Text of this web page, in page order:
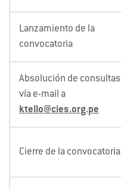
Lanzamiento de la
convocatoria
Absolución de consultas
vía e-mail a
ktello@cies.org.pe
Cierre de la convocatoria